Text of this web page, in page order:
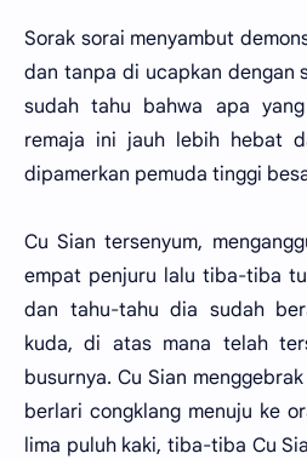
Sorak sorai menyambut
dan tanpa di ucapkan dengan
sudah tahu bahwa apa
remaja ini jauh lebih hebat
dipamerkan pemuda tinggi
Cu Sian tersenyum,
empat penjuru lalu tiba-tiba
dan tahu-tahu dia sudah
kuda, di atas mana telah
busurnya. Cu Sian
berlari congklang menuju ke
lima puluh kaki, tiba-tiba Cu